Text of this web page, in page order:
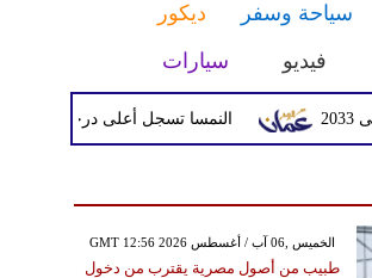
سياحة وسفر
ديكور
فيديو سيارات
النمسا تسجل أعلى درجة حرارة في تاريخها مع
GMT 12:56 2026 الخميس ,06 آب / أغسطس
طبيب من أصول مصرية يقترب من دخول